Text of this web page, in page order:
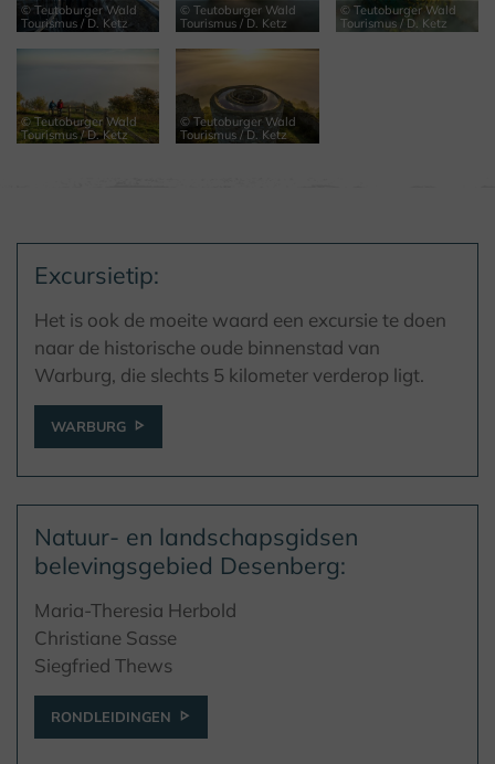
© Teutoburger Wald
Tourismus / D. Ketz
© Teutoburger Wald
Tourismus / D. Ketz
© Teutoburger Wald
Tourismus / D. Ketz
© Teutoburger Wald
Tourismus / D. Ketz
© Teutoburger Wald
Tourismus / D. Ketz
Excursietip:
Het is ook de moeite waard een excursie te doen
naar de historische oude binnenstad van
Warburg, die slechts 5 kilometer verderop ligt.
WARBURG
Natuur- en landschapsgidsen
belevingsgebied Desenberg:
Maria-Theresia Herbold
Christiane Sasse
Siegfried Thews
RONDLEIDINGEN